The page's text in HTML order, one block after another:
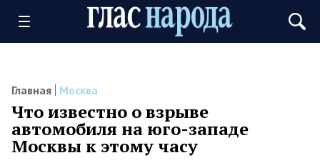
Главная Москва
Что известно о взрыве
автомобиля на юго-западе
Москвы к этому часу